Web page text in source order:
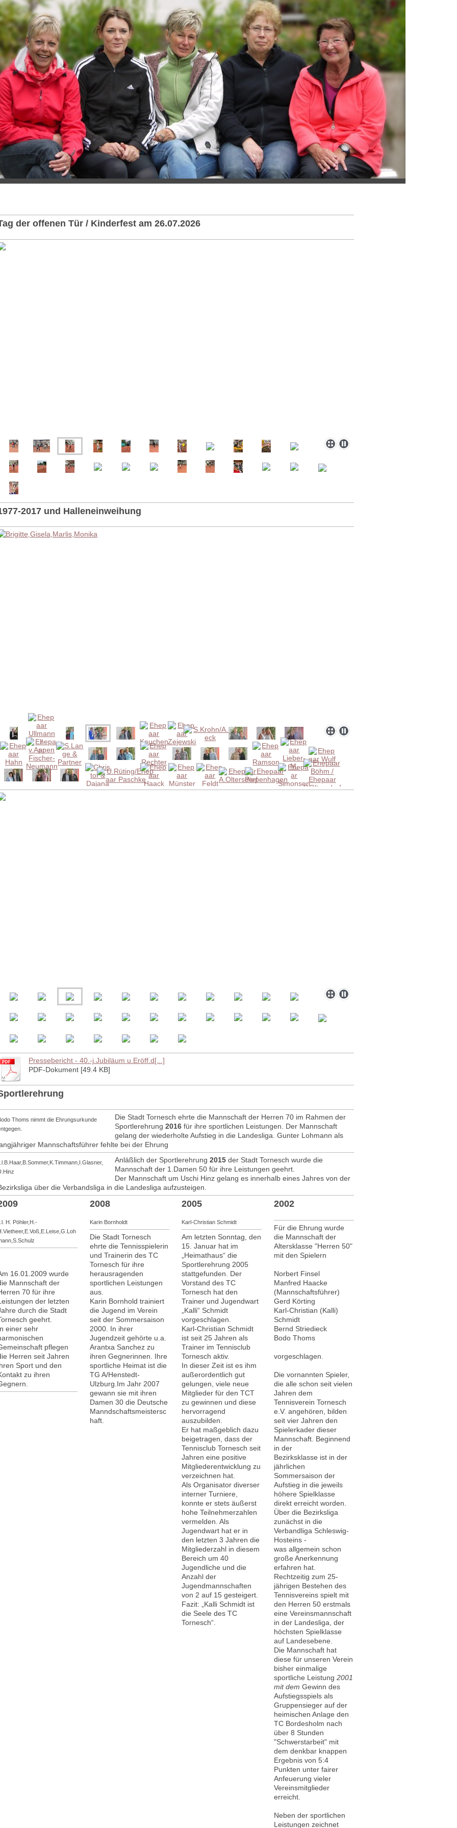
der offenen Tür / Kinderfest am 26.07.2026
2017 und Halleneinweihung
Pressebericht - 40.-j.Jubiläum u.Eröff.d[...]
PDF-Dokument [49.4 KB]
Thoms nimmt die Ehrungsurkunde
Die Stadt Tornesch ehrte die Mannschaft der Herren 70 im Rahmen der
Sportlerehrung 2016für ihre sportlichen Leistungen. Der Mannschaft
gelang der wiederholte Aufstieg in die Landesliga. Gunter Lohmann als
Mannschaftsführer fehlte bei der Ehrung
Anläßlich der Sportlerehrung 2015der Stadt Tornesch wurde die
Mannschaft der 1.Damen 50 für ihre Leistungen geehrt.
Der Mannschaft um Uschi Hinz gelang es innerhalb eines Jahres von der
über die Verbandsliga in die Landesliga aufzusteigen.
H. Pöhler,H.-
16.01.2009 wurde
Mannschaft der
70 für ihre
der letzten
durch die Stadt
geehrt.
einer sehr
pflegen
Herren seit Jahren
Sport und den
zu ihren
2008
Karin Bornholdt
Die Stadt Tornesch
ehrte die Tennisspielerin
und Trainerin des TC
Tornesch für ihre
herausragenden
sportlichen Leistungen
aus.
Karin Bornhold trainiert
die Jugend im Verein
seit der Sommersaison
2000. In ihrer
Jugendzeit gehörte u.a.
Arantxa Sanchez zu
ihren Gegnerinnen. Ihre
sportliche Heimat ist die
TG A/Henstedt-
Ulzburg.Im Jahr 2007
gewann sie mit ihren
Damen 30 die Deutsche
Manndschaftsmeistersc
haft.
2005
Karl-Christian Schmidt
Am letzten Sonntag, den
15. Januar hat im
„Heimathaus“ die
Sportlerehrung 2005
stattgefunden. Der
Vorstand des TC
Tornesch hat den
Trainer und Jugendwart
„Kalli“ Schmidt
vorgeschlagen.
Karl-Christian Schmidt
ist seit 25 Jahren als
Trainer im Tennisclub
Tornesch aktiv.
In dieser Zeit ist es ihm
außerordentlich gut
gelungen, viele neue
Mitglieder für den TCT
zu gewinnen und diese
hervorragend
auszubilden.
Er hat maßgeblich dazu
beigetragen, dass der
Tennisclub Tornesch seit
Jahren eine positive
Mitgliederentwicklung zu
verzeichnen hat.
Als Organisator diverser
interner Turniere,
konnte er stets äußerst
hohe Teilnehmerzahlen
vermelden. Als
Jugendwart hat er in
den letzten 3 Jahren die
Mitgliederzahl in diesem
Bereich um 40
Jugendliche und die
Anzahl der
Jugendmannschaften
von 2 auf 15 gesteigert.
Fazit: „Kalli Schmidt ist
die Seele des TC
Tornesch“.
2002
Für die Ehrung wurde
die Mannschaft der
Altersklasse "Herren 50"
mit den Spielern
Norbert Finsel
Manfred Haacke
(Mannschaftsführer)
Gerd Körting
Karl-Christian (Kalli)
Schmidt
Bernd Striedieck
Bodo Thoms
vorgeschlagen.
Die vornannten Spieler,
die alle schon seit vielen
Jahren dem
Tennisverein Tornesch
e.V. angehören, bilden
seit vier Jahren den
Spielerkader dieser
Mannschaft. Beginnend
in der
Bezirksklasse ist in der
jährlichen
Sommersaison der
Aufstieg in die jeweils
höhere Spielklasse
direkt erreicht worden.
Über die Bezirksliga
zunächst in die
Verbandliga Schleswig-
Hosteins -
was allgemein schon
große Anerkennung
erfahren hat.
Rechtzeitig zum 25-
jährigen Bestehen des
Tennisvereins spielt mit
den Herren 50 erstmals
eine Vereinsmannschaft
in der Landesliga, der
höchsten Spielklasse
auf Landesebene.
Die Mannschaft hat
diese für unseren Verein
bisher einmalige
sportliche Leistung2001
mit dem Gewinn des
Aufstiegsspiels als
Gruppensieger auf der
heimischen Anlage den
TC Bordesholm nach
über 8 Stunden
"Schwerstarbeit" mit
dem denkbar knappen
Ergebnis von 5:4
Punkten unter fairer
Anfeuerung vieler
Vereinsmitglieder
erreicht.
Neben der sportlichen
Leistungen zeichnet